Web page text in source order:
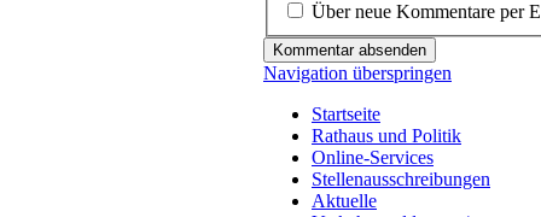
Über neue Kommentare per
Kommentar absenden
Navigation überspringen
Startseite
Rathaus und Politik
Online-Services
Stellenausschreibungen
Aktuelle